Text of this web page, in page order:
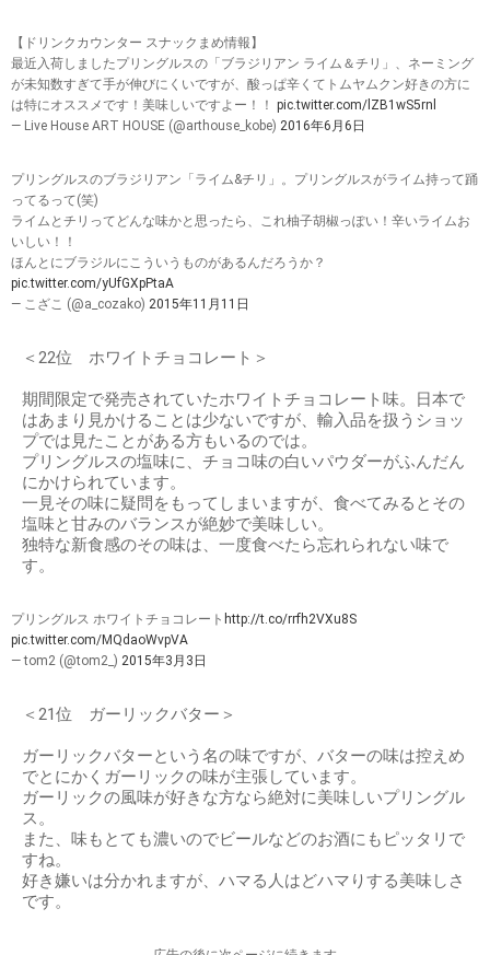
【ドリンクカウンター スナックまめ情報】
最近入荷しましたプリングルスの「ブラジリアン ライム＆チリ」、ネーミング
が未知数すぎて手が伸びにくいですが、酸っぱ辛くてトムヤムクン好きの方に
は特にオススメです！美味しいですよー！！ pic.twitter.com/lZB1wS5rnl
— Live House ART HOUSE (@arthouse_kobe) 2016年6月6日
プリングルスのブラジリアン「ライム&チリ」。プリングルスがライム持って踊
ってるって(笑)
ライムとチリってどんな味かと思ったら、これ柚子胡椒っぽい！辛いライムお
いしい！！
ほんとにブラジルにこういうものがあるんだろうか？
pic.twitter.com/yUfGXpPtaA
— こざこ (@a_cozako) 2015年11月11日
＜22位 ホワイトチョコレート＞
期間限定で発売されていたホワイトチョコレート味。日本で
はあまり見かけることは少ないですが、輸入品を扱うショッ
プでは見たことがある方もいるのでは。
プリングルスの塩味に、チョコ味の白いパウダーがふんだん
にかけられています。
一見その味に疑問をもってしまいますが、食べてみるとその
塩味と甘みのバランスが絶妙で美味しい。
独特な新食感のその味は、一度食べたら忘れられない味で
す。
プリングルス ホワイトチョコレート http://t.co/rrfh2VXu8S
pic.twitter.com/MQdaoWvpVA
— tom2 (@tom2_) 2015年3月3日
＜21位 ガーリックバター＞
ガーリックバターという名の味ですが、バターの味は控えめ
でとにかくガーリックの味が主張しています。
ガーリックの風味が好きな方なら絶対に美味しいプリングル
ス。
また、味もとても濃いのでビールなどのお酒にもピッタリで
すね。
好き嫌いは分かれますが、ハマる人はどハマりする美味しさ
です。